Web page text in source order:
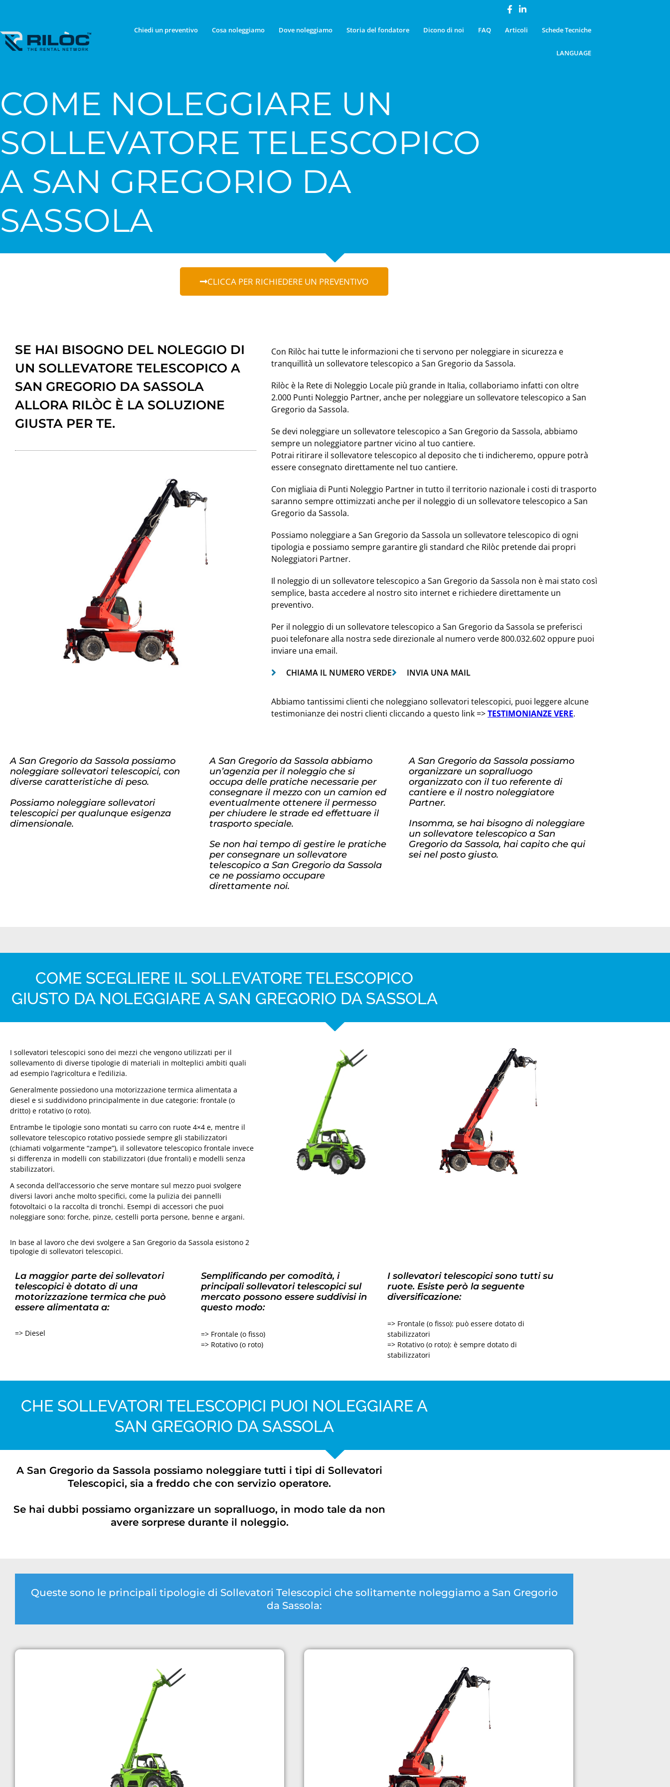
Chiedi un preventivo Cosa noleggiamo Dove noleggiamo Storia del fondatore Dicono di noi FAQ Articoli Schede Tecniche
LANGUAGE
COME NOLEGGIARE UN
SOLLEVATORE TELESCOPICO
A SAN GREGORIO DA
SASSOLA
CLICCA PER RICHIEDERE UN PREVENTIVO
SE HAI BISOGNO DEL NOLEGGIO DI
UN SOLLEVATORE TELESCOPICO A
SAN GREGORIO DA SASSOLA
ALLORA RILÒC È LA SOLUZIONE
GIUSTA PER TE.
Con Rilòc hai tutte le informazioni che ti servono per noleggiare in sicurezza e
tranquillità un sollevatore telescopico a San Gregorio da Sassola.
Rilòc è la Rete di Noleggio Locale più grande in Italia, collaboriamo infatti con oltre
2.000 Punti Noleggio Partner, anche per noleggiare un sollevatore telescopico a San
Gregorio da Sassola.
Se devi noleggiare un sollevatore telescopico a San Gregorio da Sassola, abbiamo
sempre un noleggiatore partner vicino al tuo cantiere.
Potrai ritirare il sollevatore telescopico al deposito che ti indicheremo, oppure potrà
essere consegnato direttamente nel tuo cantiere.
Con migliaia di Punti Noleggio Partner in tutto il territorio nazionale i costi di trasporto
saranno sempre ottimizzati anche per il noleggio di un sollevatore telescopico a San
Gregorio da Sassola.
Possiamo noleggiare a San Gregorio da Sassola un sollevatore telescopico di ogni
tipologia e possiamo sempre garantire gli standard che Rilòc pretende dai propri
Noleggiatori Partner.
Il noleggio di un sollevatore telescopico a San Gregorio da Sassola non è mai stato così
semplice, basta accedere al nostro sito internet e richiedere direttamente un
preventivo.
Per il noleggio di un sollevatore telescopico a San Gregorio da Sassola se preferisci
puoi telefonare alla nostra sede direzionale al numero verde 800.032.602 oppure puoi
inviare una email.
CHIAMA IL NUMERO VERDE
INVIA UNA MAIL
Abbiamo tantissimi clienti che noleggiano sollevatori telescopici, puoi leggere alcune
testimonianze dei nostri clienti cliccando a questo link =>TESTIMONIANZE VERE.
A San Gregorio da Sassola possiamo
noleggiare sollevatori telescopici, con
diverse caratteristiche di peso.
Possiamo noleggiare sollevatori
telescopici per qualunque esigenza
dimensionale.
A San Gregorio da Sassola abbiamo
un’agenzia per il noleggio che si
occupa delle pratiche necessarie per
consegnare il mezzo con un camion ed
eventualmente ottenere il permesso
per chiudere le strade ed effettuare il
trasporto speciale.
Se non hai tempo di gestire le pratiche
per consegnare un sollevatore
telescopico a San Gregorio da Sassola
ce ne possiamo occupare
direttamente noi.
A San Gregorio da Sassola possiamo
organizzare un sopralluogo
organizzato con il tuo referente di
cantiere e il nostro noleggiatore
Partner.
Insomma, se hai bisogno di noleggiare
un sollevatore telescopico a San
Gregorio da Sassola, hai capito che qui
sei nel posto giusto.
COME SCEGLIERE IL SOLLEVATORE TELESCOPICO
GIUSTO DA NOLEGGIARE A SAN GREGORIO DA SASSOLA
I sollevatori telescopici sono dei mezzi che vengono utilizzati per il
sollevamento di diverse tipologie di materiali in molteplici ambiti quali
ad esempio l’agricoltura e l’edilizia.
Generalmente possiedono una motorizzazione termica alimentata a
diesel e si suddividono principalmente in due categorie: frontale (o
dritto) e rotativo (o roto).
Entrambe le tipologie sono montati su carro con ruote 4×4 e, mentre il
sollevatore telescopico rotativo possiede sempre gli stabilizzatori
(chiamati volgarmente “zampe”), il sollevatore telescopico frontale invece
si differenza in modelli con stabilizzatori (due frontali) e modelli senza
stabilizzatori.
A seconda dell’accessorio che serve montare sul mezzo puoi svolgere
diversi lavori anche molto specifici, come la pulizia dei pannelli
fotovoltaici o la raccolta di tronchi. Esempi di accessori che puoi
noleggiare sono: forche, pinze, cestelli porta persone, benne e argani.
In base al lavoro che devi svolgere a San Gregorio da Sassola esistono 2
tipologie di sollevatori telescopici.
La maggior parte dei sollevatori
telescopici è dotato di una
motorizzazione termica che può
essere alimentata a:
=> Diesel
Semplificando per comodità, i
principali sollevatori telescopici sul
mercato possono essere suddivisi in
questo modo:
=> Frontale (o fisso)
=> Rotativo (o roto)
I sollevatori telescopici sono tutti su
ruote. Esiste però la seguente
diversificazione:
=> Frontale (o fisso): può essere dotato di
stabilizzatori
=> Rotativo (o roto): è sempre dotato di
stabilizzatori
CHE SOLLEVATORI TELESCOPICI PUOI NOLEGGIARE A
SAN GREGORIO DA SASSOLA
A San Gregorio da Sassola possiamo noleggiare tutti i tipi di Sollevatori
Telescopici, sia a freddo che con servizio operatore.
Se hai dubbi possiamo organizzare un sopralluogo, in modo tale da non
avere sorprese durante il noleggio.
Queste sono le principali tipologie di Sollevatori Telescopici che solitamente noleggiamo a San Gregorio
da Sassola: